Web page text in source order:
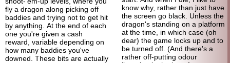
fly a dragon along picking off
baddies and trying not to get hit
by anything. At the end of each
one you're given a cash
reward, variable depending on
how many baddies you've
downed. These bits are actually
know why, rather than just have
the screen go black. Unless the
dragon's standing on a platform
at the time, in which case (oh
dear) the game locks up and to
be turned off. (And there's a
rather off-putting odour